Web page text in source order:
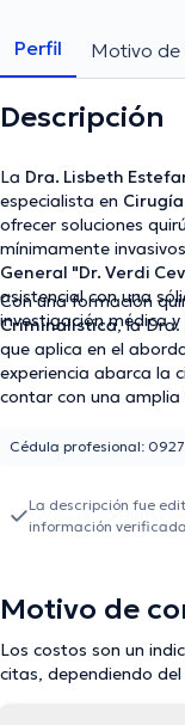
Perfil Motivo
Descripción
La Dra. Lisbeth
especialista en
ofrecer soluciones
mínimamente
General "Dr. Verdi
asistencial con una
investigación médica
Con una formación
Criminalística, la Dra.
que aplica en el
experiencia abarca la
contar con una
coloproctología. Su
Cédula profesional:
La descripción fue
información
Motivo de
Los costos son un
citas, dependiendo del